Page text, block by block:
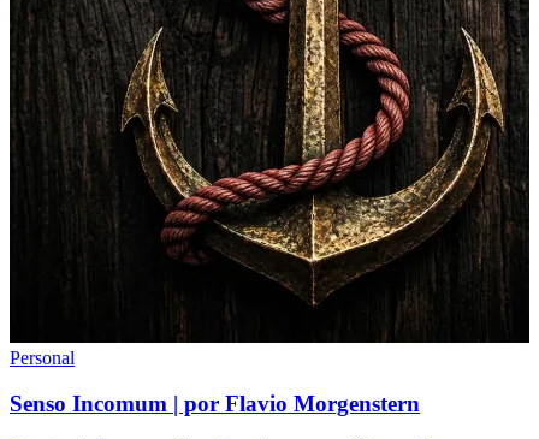
Personal
Senso Incomum | por Flavio Morgenstern